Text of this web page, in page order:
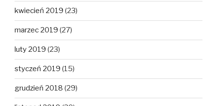
kwiecień 2019 (23)
marzec 2019 (27)
luty 2019 (23)
styczeń 2019 (15)
grudzień 2018 (29)